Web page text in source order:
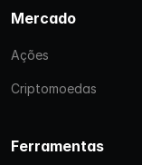
Mercado
Ações
Criptomoedas
Ferramentas